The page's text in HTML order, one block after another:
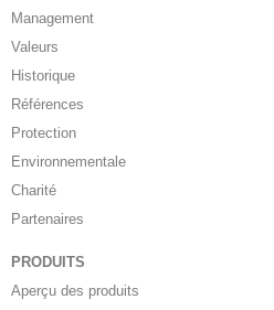
Management
Valeurs
Historique
Références
Protection
Environnementale
Charité
Partenaires
PRODUITS
Aperçu des produits